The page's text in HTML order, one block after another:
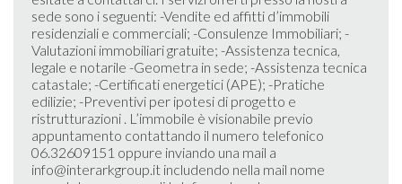
sede sono i seguenti: -Vendite ed affitti d’immobili
residenziali e commerciali; -Consulenze Immobiliari; -
Valutazioni immobiliari gratuite; -Assistenza tecnica,
legale e notarile -Geometra in sede; -Assistenza tecnica
catastale; -Certificati energetici (APE); -Pratiche
edilizie; -Preventivi per ipotesi di progetto e
ristrutturazioni . L’immobile è visionabile previo
appuntamento contattando il numero telefonico
06.32609151 oppure inviando una mail a
info@interarkgroup.it includendo nella mail nome